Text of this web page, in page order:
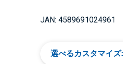
JAN: 4589691024961
選べるカスタマイ